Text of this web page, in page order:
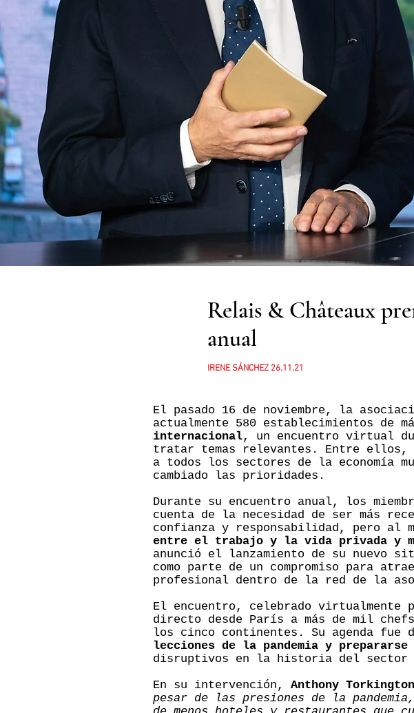
Relais & Châteaux
anual
IRENE SÁNCHEZ 26.11.21
El pasado 16 de noviembre, la
actualmente 580 establecimientos de
internacional, un encuentro virtual
tratar temas relevantes. Entre ellos,
a todos los sectores de la economía
cambiado las prioridades.
Durante su encuentro anual, los
cuenta de la necesidad de ser más
confianza y responsabilidad, pero al
entre el trabajo y la vida privada y
anunció el lanzamiento de su nuevo
como parte de un compromiso para
profesional dentro de la red de la
El encuentro, celebrado virtualmente
directo desde París a más de mil
los cinco continentes. Su agenda fue
lecciones de la pandemia y
disruptivos en la historia del sector
En su intervención, Anthony
pesar de las presiones de la